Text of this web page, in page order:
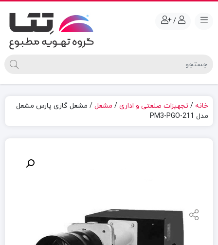
/
خانه / تجهیزات صنعتی و اداری / مشعل / مشعل گازی پارس مشعل
مدل PM3-PGO-211